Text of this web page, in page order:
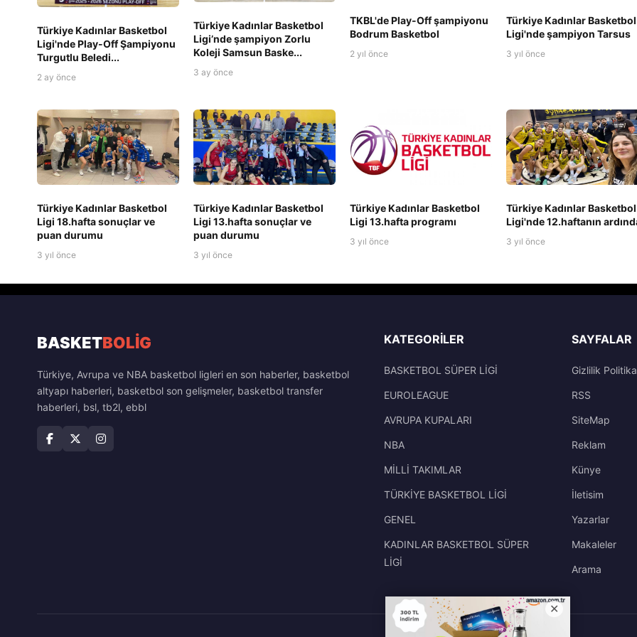
Türkiye Kadınlar Basketbol
Ligi'nde Play-Off Şampiyonu
Turgutlu Beledi...
2 ay önce
Türkiye Kadınlar Basketbol
Ligi’nde şampiyon Zorlu
Koleji Samsun Baske...
3 ay önce
TKBL'de Play-Off şampiyonu
Bodrum Basketbol
2 yıl önce
Türkiye Kadınlar Basketbol
Ligi'nde şampiyon Tarsus
3 yıl önce
Türkiye Kadınlar Basketbol
Ligi 18.hafta sonuçlar ve
puan durumu
3 yıl önce
Türkiye Kadınlar Basketbol
Ligi 13.hafta sonuçlar ve
puan durumu
3 yıl önce
Türkiye Kadınlar Basketbol
Ligi 13.hafta programı
3 yıl önce
Türkiye Kadınlar Basketbol
Ligi'nde 12.haftanın
3 yıl önce
BASKETBOLİG
Türkiye, Avrupa ve NBA basketbol ligleri en son haberler, basketbol
altyapı haberleri, basketbol son gelişmeler, basketbol transfer
haberleri, bsl, tb2l, ebbl
KATEGORILER
BASKETBOL SÜPER LİGİ
EUROLEAGUE
AVRUPA KUPALARI
NBA
MİLLİ TAKIMLAR
TÜRKİYE BASKETBOL LİGİ
GENEL
KADINLAR BASKETBOL SÜPER
LİGİ
SAYFALAR
Gizlilik
RSS
SiteMap
Reklam
Künye
İletisim
Yazarlar
Makaleler
Arama